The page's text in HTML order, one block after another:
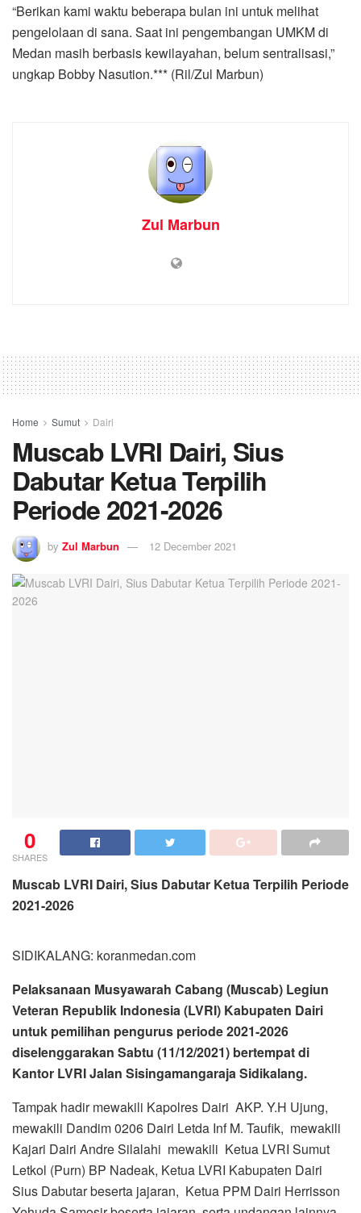
“Berikan kami waktu beberapa bulan ini untuk melihat
pengelolaan di sana. Saat ini pengembangan UMKM di
Medan masih berbasis kewilayahan, belum sentralisasi,”
ungkap Bobby Nasution.*** (Ril/Zul Marbun)
Zul Marbun
Home Sumut Dairi
Muscab LVRI Dairi, Sius
Dabutar Ketua Terpilih
Periode 2021-2026
by Zul Marbun 12 December 2021
0
SHARES
Muscab LVRI Dairi, Sius Dabutar Ketua Terpilih Periode
2021-2026
SIDIKALANG: koranmedan.com
Pelaksanaan Musyawarah Cabang (Muscab) Legiun
Veteran Republik Indonesia (LVRI) Kabupaten Dairi
untuk pemilihan pengurus periode 2021-2026
diselenggarakan Sabtu (11/12/2021) bertempat di
Kantor LVRI Jalan Sisingamangaraja Sidikalang.
Tampak hadir mewakili Kapolres Dairi AKP. Y.H Ujung,
mewakili Dandim 0206 Dairi Letda Inf M. Taufik, mewakili
Kajari Dairi Andre Silalahi mewakili Ketua LVRI Sumut
Letkol (Purn) BP Nadeak, Ketua LVRI Kabupaten Dairi
Sius Dabutar beserta jajaran, Ketua PPM Dairi Herrisson